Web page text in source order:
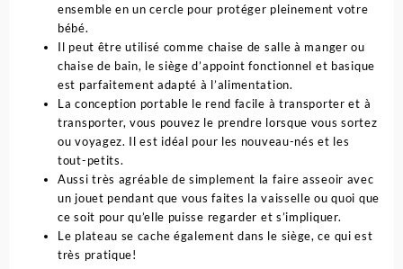
ensemble en un cercle pour protéger pleinement votre
bébé.
Il peut être utilisé comme chaise de salle à manger ou
chaise de bain, le siège d’appoint fonctionnel et basique
est parfaitement adapté à l’alimentation.
La conception portable le rend facile à transporter et à
transporter, vous pouvez le prendre lorsque vous sortez
ou voyagez. Il est idéal pour les nouveau-nés et les
tout-petits.
Aussi très agréable de simplement la faire asseoir avec
un jouet pendant que vous faites la vaisselle ou quoi que
ce soit pour qu’elle puisse regarder et s’impliquer.
Le plateau se cache également dans le siège, ce qui est
très pratique!